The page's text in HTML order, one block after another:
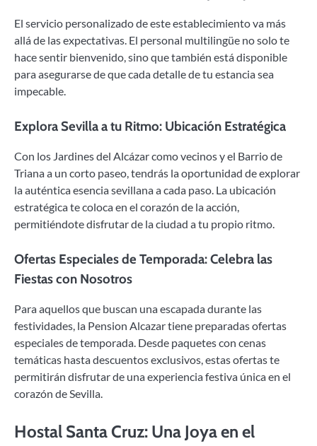
El servicio personalizado de este establecimiento va más
allá de las expectativas. El personal multilingüe no solo te
hace sentir bienvenido, sino que también está disponible
para asegurarse de que cada detalle de tu estancia sea
impecable.
Explora Sevilla a tu Ritmo: Ubicación Estratégica
Con los Jardines del Alcázar como vecinos y el Barrio de
Triana a un corto paseo, tendrás la oportunidad de explorar
la auténtica esencia sevillana a cada paso. La ubicación
estratégica te coloca en el corazón de la acción,
permitiéndote disfrutar de la ciudad a tu propio ritmo.
Ofertas Especiales de Temporada: Celebra las
Fiestas con Nosotros
Para aquellos que buscan una escapada durante las
festividades, la Pension Alcazar tiene preparadas ofertas
especiales de temporada. Desde paquetes con cenas
temáticas hasta descuentos exclusivos, estas ofertas te
permitirán disfrutar de una experiencia festiva única en el
corazón de Sevilla.
Hostal Santa Cruz: Una Joya en el